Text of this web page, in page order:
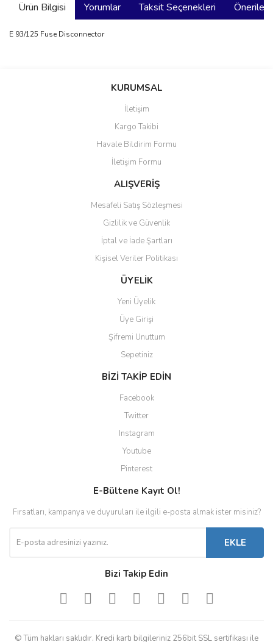
Ürün Bilgisi Yorumlar Taksit Seçenekleri
E 93/125 Fuse Disconnector
Bu ürüne ilk yorumu siz yapın!
Ürün resmi kalitesiz, bozuk veya görüntülenemiyor.
Ürün açıklamasında eksik bilgiler bulunuyor.
Ürün bilgilerinde hatalar bulunuyor.
Ürün fiyatı diğer sitelerden daha pahalı.
Gönder
KURUMSAL
İletişim
Kargo Takibi
Havale Bildirim Formu
İletişim Formu
ALIŞVERİŞ
Mesafeli Satış Sözleşmesi
Gizlilik ve Güvenlik
İptal ve İade Şartları
Kişisel Veriler Politikası
ÜYELİK
Yeni Üyelik
Üye Girişi
Şifremi Unuttum
Sepetiniz
BİZİ TAKİP EDİN
Facebook
Twitter
Instagram
Youtube
Pinterest
E-Bültene Kayıt Ol!
Fırsatları, kampanya ve duyuruları ile ilgili e-posta almak ister misiniz?
EKLE
Bizi Takip Edin
© Tüm hakları saklıdır. Kredi kartı bilgileriniz 256bit SSL sertifikası ile